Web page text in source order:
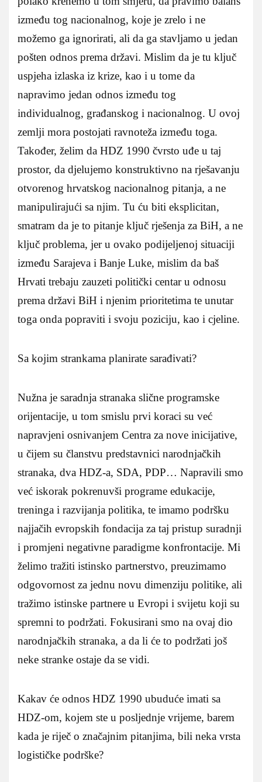
između tog nacionalnog, koje je zrelo i ne
možemo ga ignorirati, ali da ga stavljamo u jedan
pošten odnos prema državi. Mislim da je tu ključ
uspjeha izlaska iz krize, kao i u tome da
napravimo jedan odnos između tog
individualnog, građanskog i nacionalnog. U ovoj
zemlji mora postojati ravnoteža između toga.
Također, želim da HDZ 1990 čvrsto uđe u taj
prostor, da djelujemo konstruktivno na rješavanju
otvorenog hrvatskog nacionalnog pitanja, a ne
manipulirajući sa njim. Tu ću biti eksplicitan,
smatram da je to pitanje ključ rješenja za BiH, a ne
ključ problema, jer u ovako podijeljenoj situaciji
između Sarajeva i Banje Luke, mislim da baš
Hrvati trebaju zauzeti politički centar u odnosu
prema državi BiH i njenim prioritetima te unutar
toga onda popraviti i svoju poziciju, kao i cjeline.
Sa kojim strankama planirate sarađivati?
Nužna je saradnja stranaka slične programske
orijentacije, u tom smislu prvi koraci su već
napravjeni osnivanjem Centra za nove inicijative,
u čijem su članstvu predstavnici narodnjačkih
stranaka, dva HDZ-a, SDA, PDP… Napravili smo
već iskorak pokrenuvši programe edukacije,
treninga i razvijanja politika, te imamo podršku
najjačih evropskih fondacija za taj pristup suradnji
i promjeni negativne paradigme konfrontacije. Mi
želimo tražiti istinsko partnerstvo, preuzimamo
odgovornost za jednu novu dimenziju politike, ali
tražimo istinske partnere u Evropi i svijetu koji su
spremni to podržati. Fokusirani smo na ovaj dio
narodnjačkih stranaka, a da li će to podržati još
neke stranke ostaje da se vidi.
Kakav će odnos HDZ 1990 ubuduće imati sa
HDZ-om, kojem ste u posljednje vrijeme, barem
kada je riječ o značajnim pitanjima, bili neka vrsta
logističke podrške?